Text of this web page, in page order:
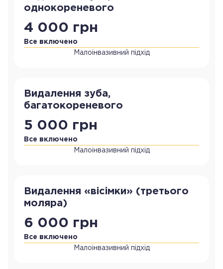
однокореневого
4 000 грн
Все включено
Малоінвазивний підхід
Видалення зуба,
багатокореневого
5 000 грн
Все включено
Малоінвазивний підхід
Видалення «вісімки» (третього
моляра)
6 000 грн
Все включено
Малоінвазивний підхід